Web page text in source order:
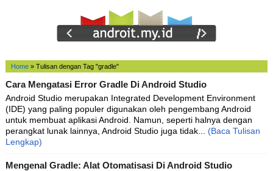
Home» Tulisan dengan Tag "gradle"
Cara Mengatasi Error Gradle Di Android Studio
Android Studio merupakan Integrated Development Environment
(IDE) yang paling populer digunakan oleh pengembang Android
untuk membuat aplikasi Android. Namun, seperti halnya dengan
perangkat lunak lainnya, Android Studio juga tidak... (Baca Tulisan
Lengkap)
Mengenal Gradle: Alat Otomatisasi Di Android Studio